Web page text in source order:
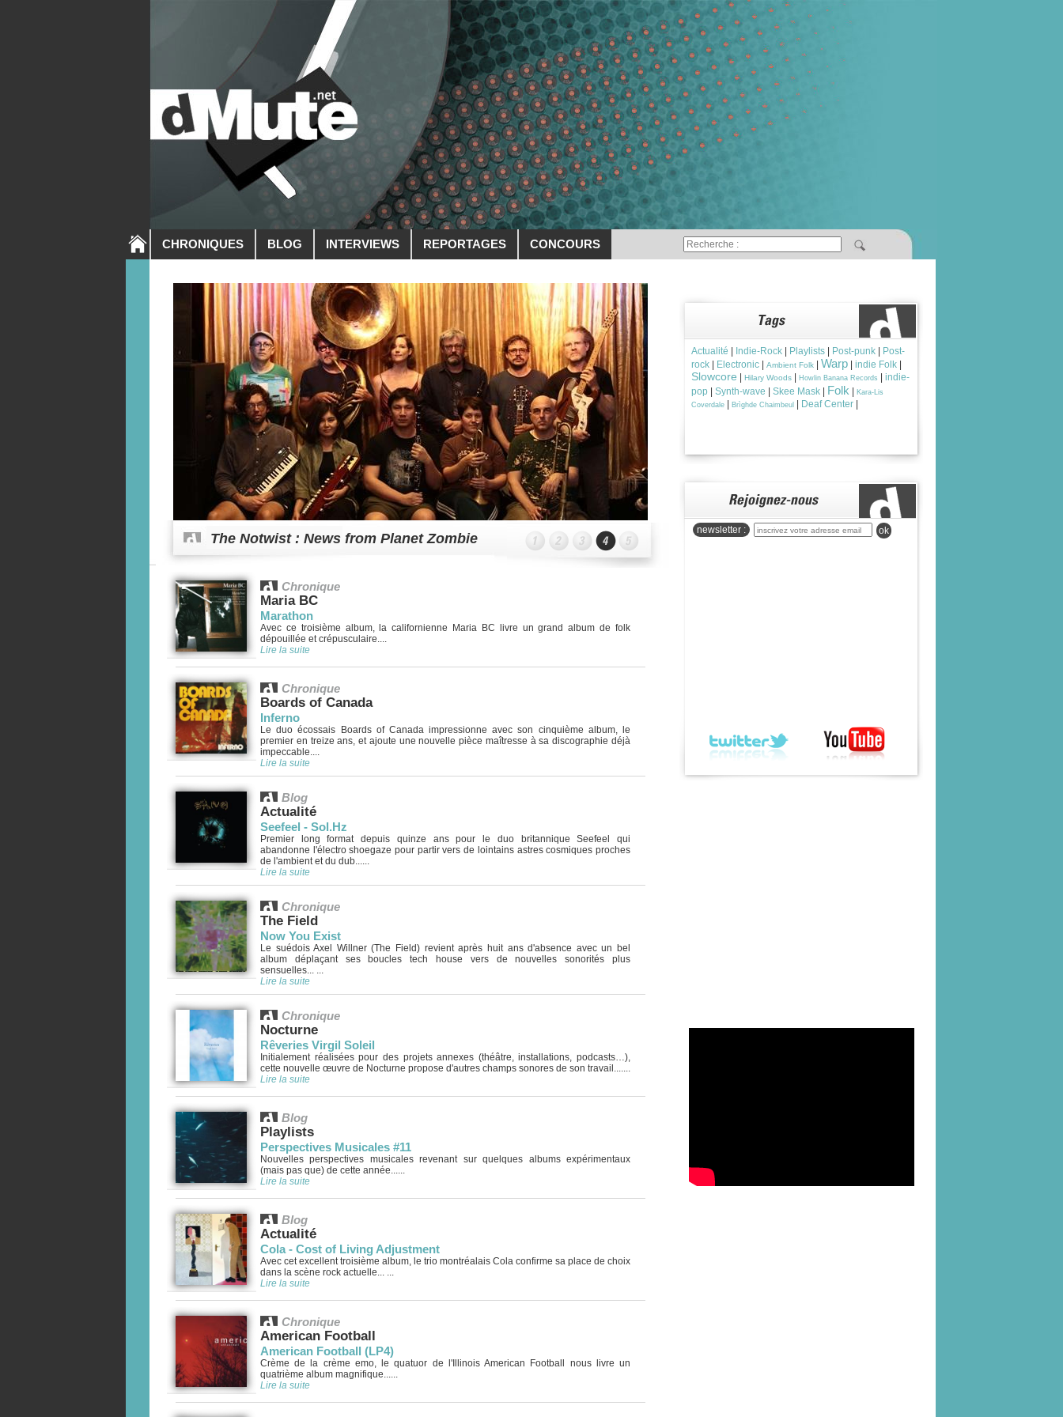
CHRONIQUES BLOG INTERVIEWS REPORTAGES CONCOURS
The Notwist : News from Planet Zombie
Chronique
Maria BC
Marathon
Avec ce troisième album, la californienne Maria BC livre un grand album de folk
dépouillée et crépusculaire....
Lire la suite
Chronique
Boards of Canada
Inferno
Le duo écossais Boards of Canada impressionne avec son cinquième album, le
premier en treize ans, et ajoute une nouvelle pièce maîtresse à sa discographie déjà
impeccable....
Lire la suite
Blog
Actualité
Seefeel - Sol.Hz
Premier long format depuis quinze ans pour le duo britannique Seefeel qui
abandonne l'électro shoegaze pour partir vers de lointains astres cosmiques proches
de l'ambient et du dub......
Lire la suite
Chronique
The Field
Now You Exist
Le suédois Axel Willner (The Field) revient après huit ans d'absence avec un bel
album déplaçant ses boucles tech house vers de nouvelles sonorités plus
sensuelles... ...
Lire la suite
Chronique
Nocturne
Rêveries Virgil Soleil
Initialement réalisées pour des projets annexes (théâtre, installations, podcasts…),
cette nouvelle œuvre de Nocturne propose d'autres champs sonores de son travail.......
Lire la suite
Blog
Playlists
Perspectives Musicales #11
Nouvelles perspectives musicales revenant sur quelques albums expérimentaux
(mais pas que) de cette année......
Lire la suite
Blog
Actualité
Cola - Cost of Living Adjustment
Avec cet excellent troisième album, le trio montréalais Cola confirme sa place de choix
dans la scène rock actuelle... ...
Lire la suite
Chronique
American Football
American Football (LP4)
Crème de la crème emo, le quatuor de l'Illinois American Football nous livre un
quatrième album magnifique......
Lire la suite
Actualité Indie-Rock Playlists Post-punk
Post-
rock
Electronic Ambient Folk Warp indie Folk
Slowcore Hilary Woods Howlin Banana Records
indie-
pop
Synth-wave Skee Mask Folk
Kara-Lis
Coverdale
Brìghde Chaimbeul Deaf Center
newsletter : ok